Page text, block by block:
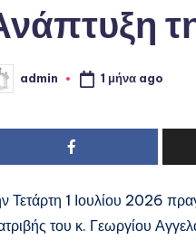
admin 1 μήνα ago
Τετάρτη 1 Ιουλίου 2026
του κ. Γεωργίου